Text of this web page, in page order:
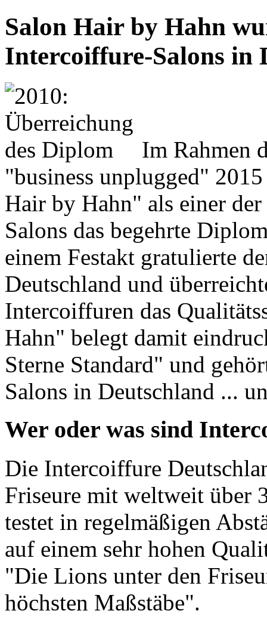
Salon Hair by Hahn
Intercoiffure-Salons in
Im Rahmen
"business unplugged"
Hair by Hahn" als einer
Salons das begehrte
einem Festakt gratulierte
Deutschland und
Intercoiffuren das
Hahn" belegt damit
Sterne Standard" und
Salons in Deutschland ...
Wer oder was sind
Die Intercoiffure
Friseure mit weltweit über
testet in regelmäßigen
auf einem sehr hohen
"Die Lions unter den
höchsten Maßstäbe".